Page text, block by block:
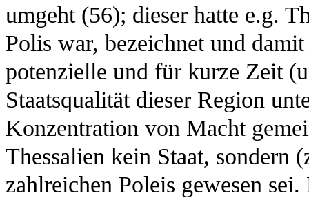
umgeht (56); dieser hatte e.g.
Polis war, bezeichnet und
potenzielle und für kurze Zeit
Staatsqualität dieser Region
Konzentration von Macht
Thessalien kein Staat, sondern
zahlreichen Poleis gewesen